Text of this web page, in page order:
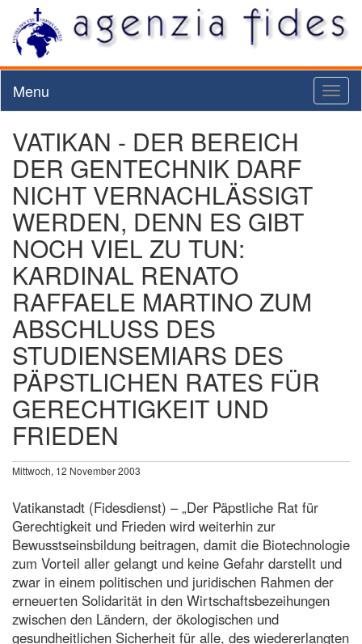
Menu
VATIKAN - DER BEREICH
DER GENTECHNIK DARF
NICHT VERNACHLÄSSIGT
WERDEN, DENN ES GIBT
NOCH VIEL ZU TUN:
KARDINAL RENATO
RAFFAELE MARTINO ZUM
ABSCHLUSS DES
STUDIENSEMIARS DES
PÄPSTLICHEN RATES FÜR
GERECHTIGKEIT UND
FRIEDEN
Mittwoch, 12 November 2003
Vatikanstadt (Fidesdienst) – „Der Päpstliche Rat für
Gerechtigkeit und Frieden wird weiterhin zur
Bewusstseinsbildung beitragen, damit die Biotechnologie
zum Vorteil aller gelangt und keine Gefahr darstellt und
zwar in einem politischen und juridischen Rahmen der
erneuerten Solidarität in den Wirtschaftsbezeihungen
zwischen den Ländern, der ökologischen und
gesundheitlichen Sicherheit für alle, des wiedererlangten